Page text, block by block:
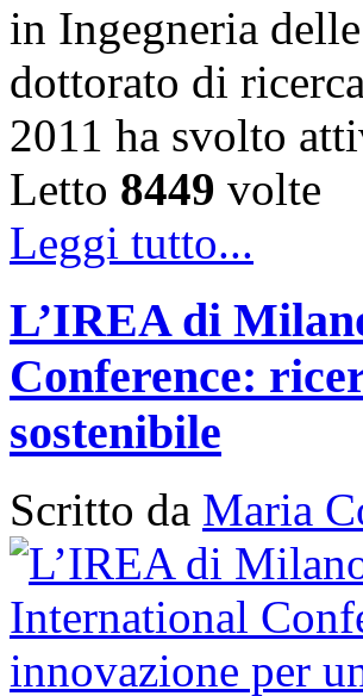
in Ingegneria
dottorato di
2011 ha svolto
Letto 8449 volte
Leggi tutto...
L’IREA di
Conference:
sostenibile
Scritto da Maria